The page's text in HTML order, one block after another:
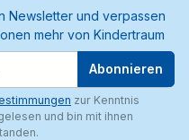
Newsletter und verpassen
mehr von Kindertraum
Abonnieren
zur Kenntnis
und bin mit ihnen